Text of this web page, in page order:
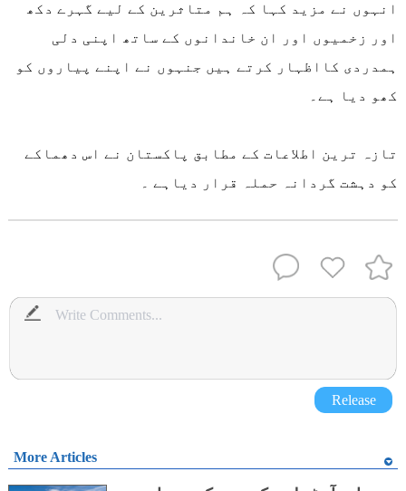
انہوں نے مزید کہا کہ ہم متاثرین کے لیے گہرے دکھ
اور زخمیوں اور ان خاندانوں کے ساتھ اپنی دلی
ہمدردی کااظہار کرتے ہیں جنہوں نے اپنے پیاروں کو
کھو دیا ہے۔
تازہ ترین اطلاعات کے مطابق پاکستان نے اس دھماکے
کو دہشت گردانہ حملہ قرار دیاہے ۔
Release
More Articles